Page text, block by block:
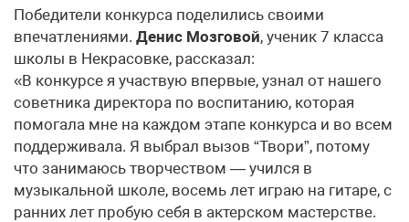
Победители конкурса поделились своими
впечатлениями. Денис Мозговой, ученик 7 класса
школы в Некрасовке, рассказал:
«В конкурсе я участвую впервые, узнал от нашего
советника директора по воспитанию, которая
помогала мне на каждом этапе конкурса и во всем
поддерживала. Я выбрал вызов “Твори”, потому
что занимаюсь творчеством — учился в
музыкальной школе, восемь лет играю на гитаре, с
ранних лет пробую себя в актерском мастерстве.